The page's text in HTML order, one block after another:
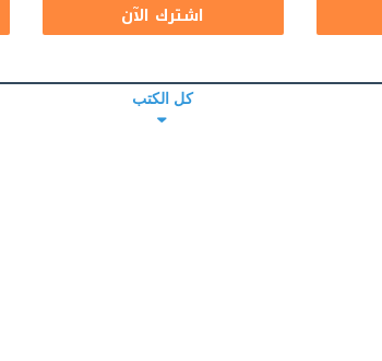
اشترك الآن
كل الكتب